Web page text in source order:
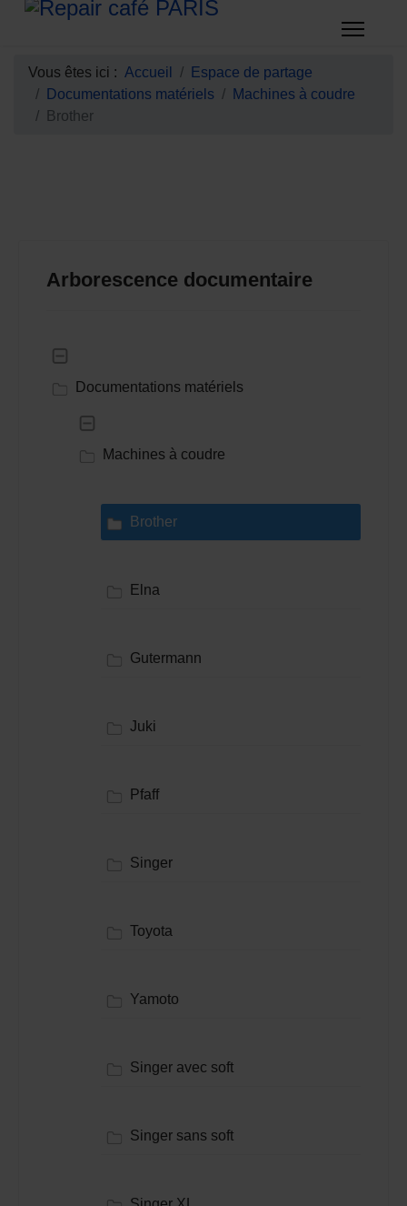
Vous êtes ici : Accueil
Espace de partage
Documentations matériels
Machines à coudre
Brother
Arborescence documentaire
Documentations matériels
Machines à coudre
Brother
Elna
Gutermann
Juki
Pfaff
Singer
Toyota
Yamoto
Singer avec soft
Singer sans soft